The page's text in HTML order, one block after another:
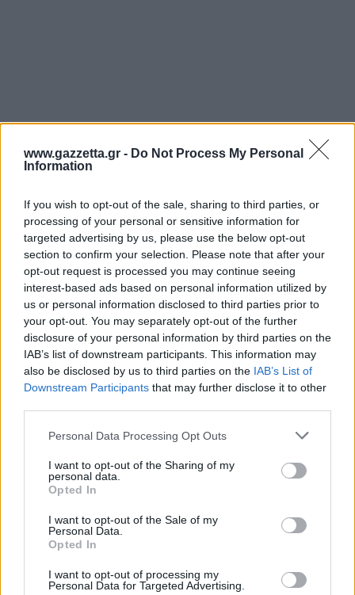
www.gazzetta.gr - Do Not Process My Personal
Information
If you wish to opt-out of the sale, sharing to third parties, or
processing of your personal or sensitive information for
targeted advertising by us, please use the below opt-out
section to confirm your selection. Please note that after your
opt-out request is processed you may continue seeing
interest-based ads based on personal information utilized by
us or personal information disclosed to third parties prior to
your opt-out. You may separately opt-out of the further
disclosure of your personal information by third parties on the
IAB’s list of downstream participants. This information may
also be disclosed by us to third parties on the IAB’s List of
Downstream Participants that may further disclose it to other
Please note that this website/app uses one or more Google
not limited to your visit or usage behaviour. You may click to
grant or deny consent to Google and its third-party tags to
use your data for below specified purposes in below Google
consent section.
Personal Data Processing Opt Outs
I want to opt-out of the Sharing of my
personal data.
Opted In
I want to opt-out of the Sale of my
Personal Data.
Opted In
I want to opt-out of processing my
Personal Data for Targeted Advertising.
Στον τομέα της μετάφρασης και της τεχνητής
νοημοσύνης Apple Intelligence, η ενημέρωση
επεκτείνει την υποστήριξη σε περισσότερες
καθώς και άλλες ευρωπαϊκές γλώσσες,
βελτιώνοντας τη δυνατότητα ζωντανής
μετάφρασης μέσω AirPods. Για τους χρήστες iPad,
έχει επανέλθει η λειτουργία Slide Over με
βελτιώσεις στην πολυδιεργασία, επιτρέποντας την
αναδιάταξη και το μέγεθος των παραθύρων
εφαρμογών.